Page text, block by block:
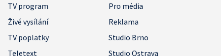
TV program
Pro média
Živé vysílání
Reklama
TV poplatky
Studio Brno
Teletext
Studio Ostrava